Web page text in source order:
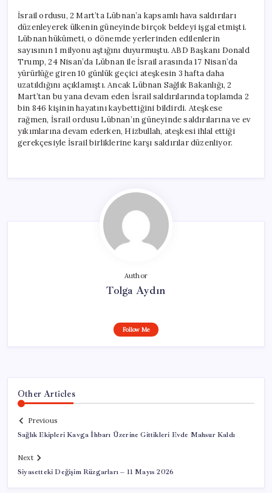
İsrail ordusu, 2 Mart’ta Lübnan’a kapsamlı hava saldırıları
düzenleyerek ülkenin güneyinde birçok beldeyi işgal etmişti.
Lübnan hükümeti, o dönemde yerlerinden edilenlerin
sayısının 1 milyonu aştığını duyurmuştu. ABD Başkanı Donald
Trump, 24 Nisan’da Lübnan ile İsrail arasında 17 Nisan’da
yürürlüğe giren 10 günlük geçici ateşkesin 3 hafta daha
uzatıldığını açıklamıştı. Ancak Lübnan Sağlık Bakanlığı, 2
Mart’tan bu yana devam eden İsrail saldırılarında toplamda 2
bin 846 kişinin hayatını kaybettiğini bildirdi. Ateşkese
rağmen, İsrail ordusu Lübnan’ın güneyinde saldırılarına ve ev
yıkımlarına devam ederken, Hizbullah, ateşkesi ihlal ettiği
gerekçesiyle İsrail birliklerine karşı saldırılar düzenliyor.
Author
Tolga Aydın
Follow Me
Other Articles
Previous
Sağlık Ekipleri Kavga İhbarı Üzerine Gittikleri Evde Mahsur Kaldı
Next
Siyasetteki Değişim Rüzgarları – 11 Mayıs 2026